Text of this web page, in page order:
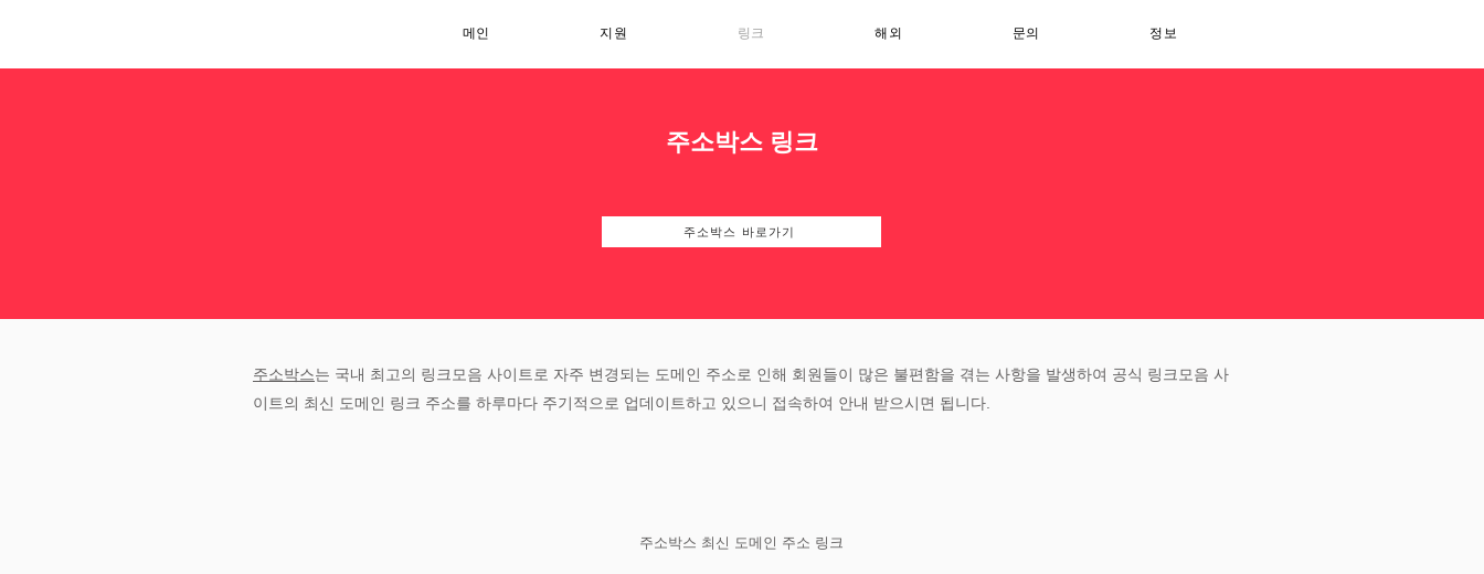
메인 지원 링크 해외 문의 정보
주소박스 링크
주소박스 바로가기
주소박스는 국내 최고의 링크모음 사이트로 자주 변경되는 도메인 주소로 인해 회원들이 많은 불편함을 겪는 사항을 발생하여 공식 링크모음 사
이트의 최신 도메인 링크 주소를 하루마다 주기적으로 업데이트하고 있으니 접속하여 안내 받으시면 됩니다.
주소박스 최신 도메인 주소 링크